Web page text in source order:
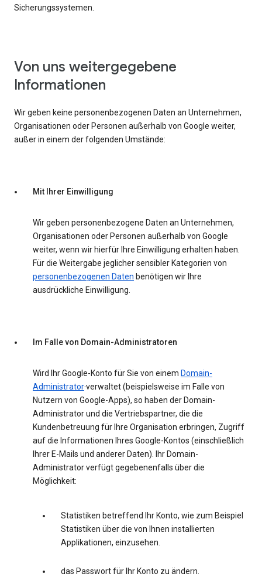
Sicherungssystemen.
Von uns weitergegebene
Informationen
Wir geben keine personenbezogenen Daten an Unternehmen,
Organisationen oder Personen außerhalb von Google weiter,
außer in einem der folgenden Umstände:
Mit Ihrer Einwilligung
Wir geben personenbezogene Daten an Unternehmen,
Organisationen oder Personen außerhalb von Google
weiter, wenn wir hierfür Ihre Einwilligung erhalten haben.
Für die Weitergabe jeglicher sensibler Kategorien von
personenbezogenen Daten benötigen wir Ihre
ausdrückliche Einwilligung.
Im Falle von Domain-Administratoren
Wird Ihr Google-Konto für Sie von einem Domain-
Administrator·verwaltet (beispielsweise im Falle von
Nutzern von Google-Apps), so haben der Domain-
Administrator und die Vertriebspartner, die die
Kundenbetreuung für Ihre Organisation erbringen, Zugriff
auf die Informationen Ihres Google-Kontos (einschließlich
Ihrer E-Mails und anderer Daten). Ihr Domain-
Administrator verfügt gegebenenfalls über die
Möglichkeit:
Statistiken betreffend Ihr Konto, wie zum Beispiel
Statistiken über die von Ihnen installierten
Applikationen, einzusehen.
das Passwort für Ihr Konto zu ändern.